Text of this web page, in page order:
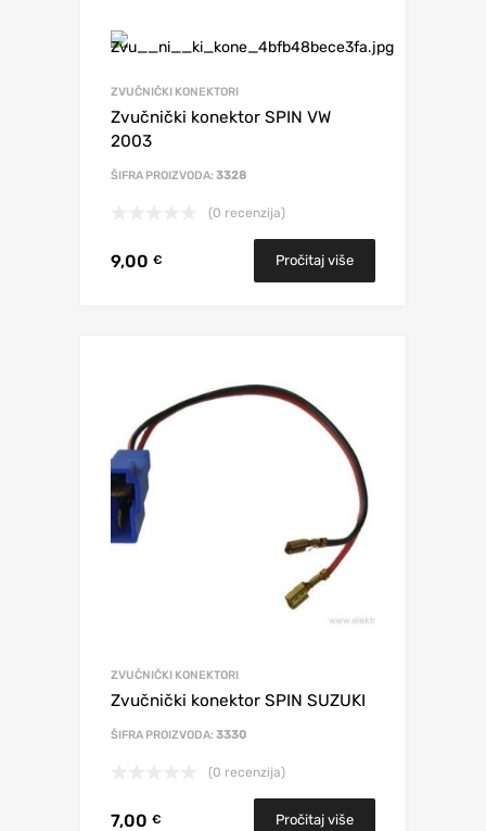
ZVUČNIČKI KONEKTORI
Zvučnički konektor SPIN VW
2003
ŠIFRA PROIZVODA: 3328
(0 recenzija)
9,00 € Pročitaj više
ZVUČNIČKI KONEKTORI
Zvučnički konektor SPIN SUZUKI
ŠIFRA PROIZVODA: 3330
(0 recenzija)
7,00 € Pročitaj više